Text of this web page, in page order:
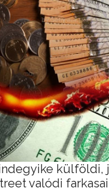
külföldi,
valódi